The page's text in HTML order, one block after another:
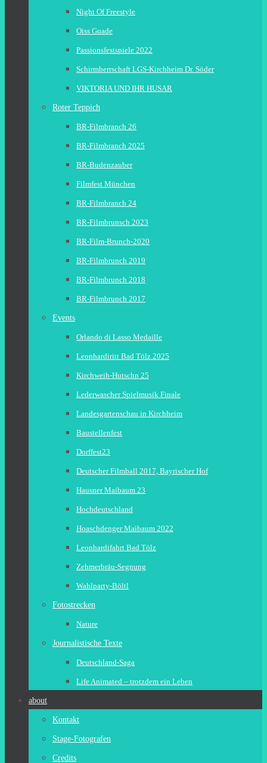
Night Of Freestyle
Oiss Guade
Passionsfestspiele 2022
Schirmherrschaft LGS-Kirchheim Dr. Söder
VIKTORIA UND IHR HUSAR
Roter Teppich
BR-Filmbranch 26
BR-Filmbranch 2025
BR-Budenzauber
Filmfest München
BR-Filmbranch 24
BR-Filmbrunsch 2023
BR-Film-Brunch-2020
BR-Filmbrunch 2019
BR-Filmbrunch 2018
BR-Filmbrunch 2017
Events
Orlando di Lasso Medaille
Leonhardiritt Bad Tölz 2025
Kirchweih-Hutschn 25
Lederwascher Spielmusik Finale
Landesgartenschau in Kirchheim
Baustellenfest
Dorffest23
Deutscher Filmball 2017, Bayrischer Hof
Hausner Maibaum 23
Hochdeutschland
Hoaschdenger Maibaum 2022
Leonhardifahrt Bad Tölz
Zehmerbräu-Segnung
Wahlparty-Böltl
Fotostrecken
Nature
Journalistische Texte
Deutschland-Saga
Life Animated – trotzdem ein Leben
about
Kontakt
Stage-Fotografen
Credits